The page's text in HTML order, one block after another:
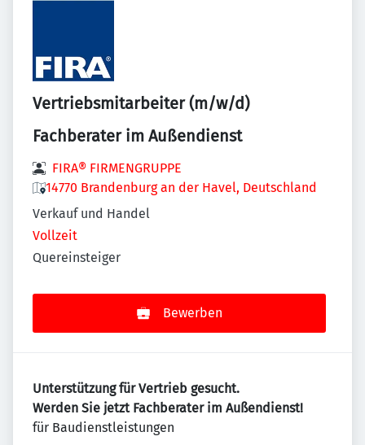
Vertriebsmitarbeiter (m/w/d)
Fachberater im Außendienst
FIRA® FIRMENGRUPPE
14770 Brandenburg an der Havel, Deutschland
Verkauf und Handel
Vollzeit
Quereinsteiger
Bewerben
Unterstützung für Vertrieb gesucht.
Werden Sie jetzt Fachberater im Außendienst!
für Baudienstleistungen